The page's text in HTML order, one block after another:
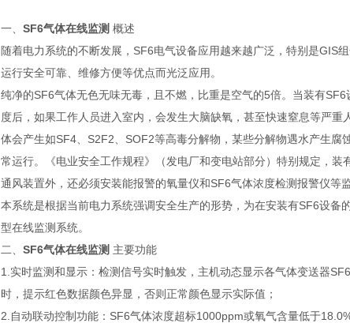
一、 SF6气体在线监测 概述
随着电力系统的不断发展，SF6电气设备应用越来越广泛，特别是GIS
运行安全可靠、维修方便等优点而光泛应用。
纯净的SF6气体无色无味无毒，且不燃，比重是空气的5倍。当装有
度后，如果工作人员进入室内，会发生大脑缺氧，甚至快速窒息等严
体会产生如SF4、S2F2、SOF2等高毒分解物，某些分解物遇水产生
常运行。《电业安全工作规程》（发电厂和变电站部分）特别规定，
通风装置外，还必须安装能报警的氧量仪和SF6气体浓度检测报警仪等监
本系统是根据当前电力系统强调安全生产的形势，为在安装有SF6设
型在线监测系统。
二、 SF6气体在线监测 主要功能
1.实时监测和显示：检测信号实时触发，主机动态显示各气体变送器
时，提示红色数据颜色异显，否则正常颜色显示实际值；
2.自动联动控制功能：SF6气体浓度超标1000ppm或氧气含量低于